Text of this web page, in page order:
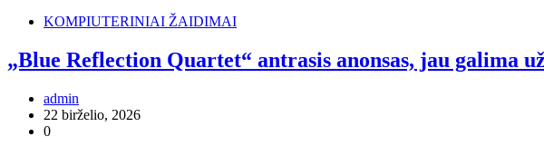
KOMPIUTERINIAI ŽAIDIMAI
„Blue Reflection Quartet“ antrasis anonsas, jau galima
admin
22 birželio, 2026
0